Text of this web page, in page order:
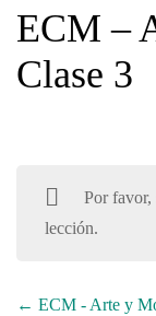
ECM –
Clase 3
Por favor,
lección.
ECM - Arte y